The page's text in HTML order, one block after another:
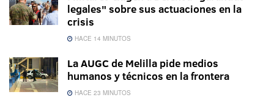
legales" sobre sus actuaciones en la
crisis
HACE 14 MINUTOS
La AUGC de Melilla pide medios
humanos y técnicos en la frontera
HACE 23 MINUTOS